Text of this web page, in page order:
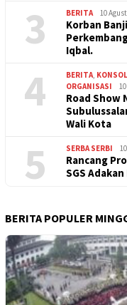
3 BERITA 10
Korban
Iqbal.
4 BERITA
ORGANISASI
Road Show
Wali Kota
5 SERBA SERBI
Rancang
SGS
BERITA POPULER